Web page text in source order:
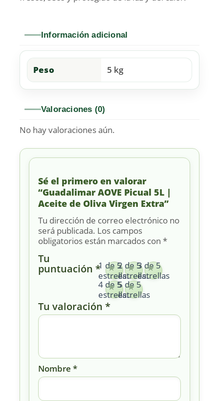
Información adicional
Peso 5 kg
Valoraciones (0)
No hay valoraciones aún.
Sé el primero en valorar
“Guadalimar AOVE Picual 5L |
Aceite de Oliva Virgen Extra”
Tu dirección de correo electrónico no
será publicada. Los campos
obligatorios están marcados con *
Tu
puntuación *1 de 5
estrellas
2 de 5
estrellas
3 de 5
estrellas
4 de 5
estrellas
5 de 5
estrellas
Tu valoración *
Nombre *